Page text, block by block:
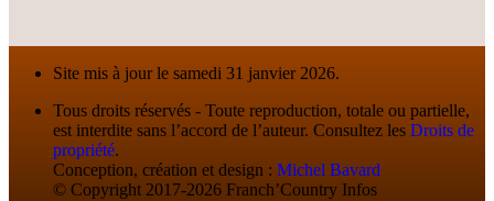
Site mis à jour le samedi 31 janvier 2026.
Tous droits réservés - Toute reproduction, totale ou partielle,
est interdite sans l’accord de l’auteur. Consultez les Droits de
propriété.
Conception, création et design : Michel Bavard
© Copyright 2017-2026 Franch’Country Infos